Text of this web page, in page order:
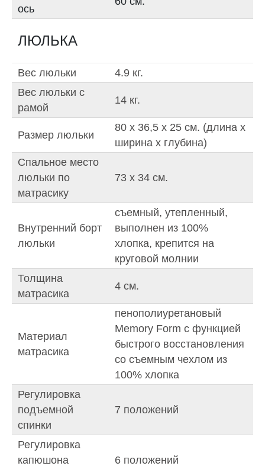
ось
ЛЮЛЬКА
Вес люльки
4.9 кг.
Вес люльки с
рамой
14 кг.
Размер люльки
80 х 36,5 x 25 см. (длина x
ширина x глубина)
Спальное место
люльки по
матрасику
73 х 34 см.
Внутренний борт
люльки
съемный, утепленный,
выполнен из 100%
хлопка, крепится на
круговой молнии
Толщина
матрасика
4 см.
Материал
матрасика
пенополиуретановый
Memory Form с функцией
быстрого восстановления
со съемным чехлом из
100% хлопка
Регулировка
подъемной
спинки
7 положений
Регулировка
капюшона
6 положений